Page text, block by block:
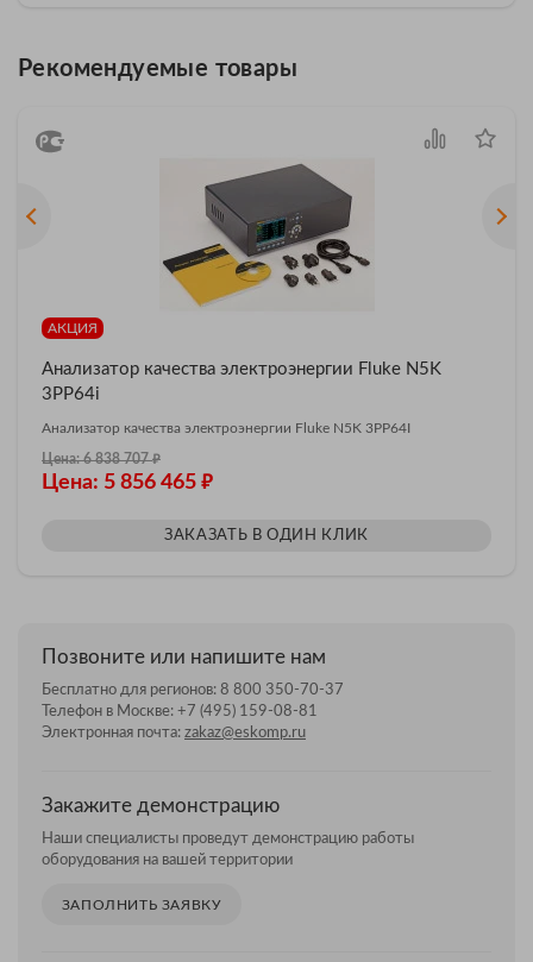
Рекомендуемые товары
АКЦИЯ
Анализатор качества электроэнергии Fluke N5K
3PP64i
Анализатор качества электроэнергии Fluke N5K 3PP64I
Цена: 6 838 707₽
Цена: 5 856 465 ₽
ЗАКАЗАТЬ В ОДИН КЛИК
Позвоните или напишите нам
Бесплатно для регионов: 8 800 350-70-37
Телефон в Москве: +7 (495) 159-08-81
Электронная почта: zakaz@eskomp.ru
Закажите демонстрацию
Наши специалисты проведут демонстрацию работы
оборудования на вашей территории
ЗАПОЛНИТЬ ЗАЯВКУ